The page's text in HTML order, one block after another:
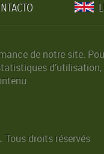
de notre site.
Tous droits réservés